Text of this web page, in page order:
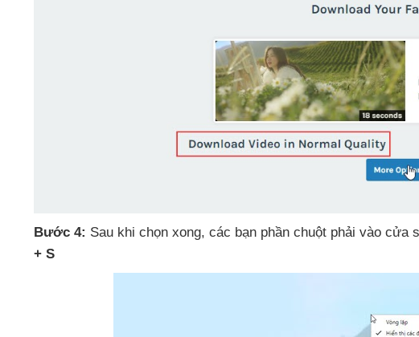
Bước 4: Sau khi chọn xong, các bạn phần chuột phải vào
+ S